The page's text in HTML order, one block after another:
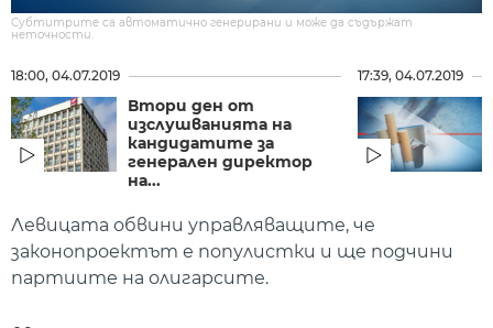
Субтитрите са автоматично генерирани и може да съдържат
неточности.
18:00, 04.07.2019
Втори ден от
изслушванията на
кандидатите за
генерален директор
на...
17:39, 04.07.2019
Левицата обвини управляващите, че
законопроектът е популистки и ще подчини
партиите на олигарсите.